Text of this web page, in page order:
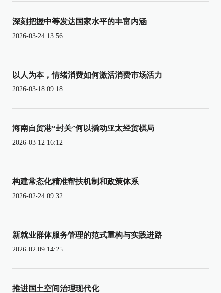
深刻把握中等发达国家水平的丰富内涵
2026-03-24 13:56
以人为本，情绪消费如何激活消费市场活力
2026-03-18 09:18
海南自贸港“封关”何以撬动亚太经贸棋局
2026-03-12 16:12
构建常态化精准帮扶机制和政策体系
2026-02-24 09:32
新就业群体服务管理的范式重构与实践进路
2026-02-09 14:25
推进国土空间治理现代化